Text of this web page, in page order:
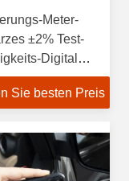
Meter-
±2% Test-
Digital
Sie besten Preis